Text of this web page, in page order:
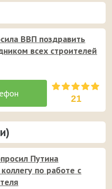
ВВП поздравить
всех строителей
21
Путина
по работе с